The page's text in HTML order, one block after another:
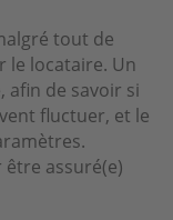
tout de
le locataire. Un
de savoir si
fluctuer, et le
assuré(e)